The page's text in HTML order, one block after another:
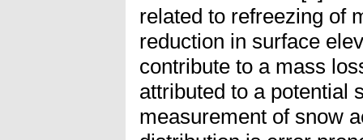
related to refreezing of
reduction in surface
contribute to a mass
attributed to a potential
measurement of snow